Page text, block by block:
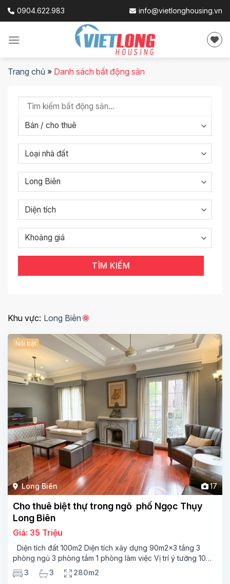
Skip
0904.622.983 info@vietlonghousing.vn
Trang chủ » Danh sách bất động sản
TÌM KIẾM
Khu vực: Long Biên
Long Biên 17
Nổi bật
Cho thuê biệt thự trong ngõ phố Ngọc Thụy
Long Biên
Giá: 35 Triệu
Diện tích đất 100m2 Diện tích xây dựng 90m2x3 tầng 3
phòng ngủ 3 phòng tắm 1 phòng làm việc Vị trí ý tưởng 10
phút đi bộ tới trường việt pháp Ngôi nhà được thiết kế theo
kiểu phát cổ,trong khu dân
3 3 280m2